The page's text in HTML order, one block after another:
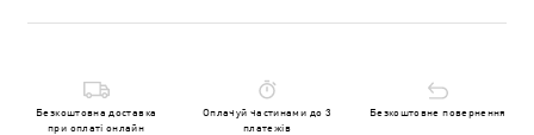
Безкоштовна доставка
при оплаті онлайн
Оплачуй частинами до 3
платежів
Безкоштовне повернення